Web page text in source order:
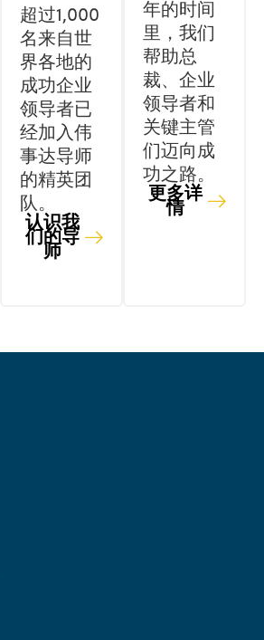
超过1,000
名来自世
界各地的
成功企业
领导者已
经加入伟
事达导师
的精英团
队。
认识我
们的导
师
年的时间
里，我们
帮助总
裁、企业
领导者和
关键主管
们迈向成
功之路。
更多详
情